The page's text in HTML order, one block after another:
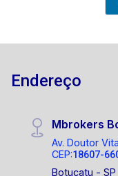
Endereço
Mbrokers
Av. Doutor
CEP:18607-
Botucatu - SP